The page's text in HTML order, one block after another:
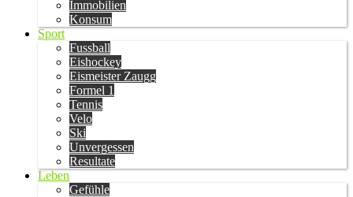
Immobilien
Konsum
Sport
Fussball
Eishockey
Eismeister Zaugg
Formel 1
Tennis
Velo
Ski
Unvergessen
Resultate
Leben
Gefühle